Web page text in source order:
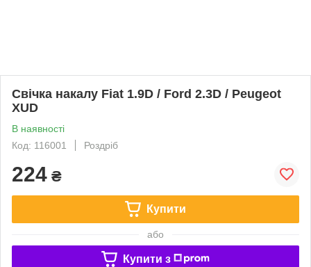
Свічка накалу Fiat 1.9D / Ford 2.3D / Peugeot
XUD
В наявності
Код: 116001
Роздріб
224 ₴
Купити
або
Купити з